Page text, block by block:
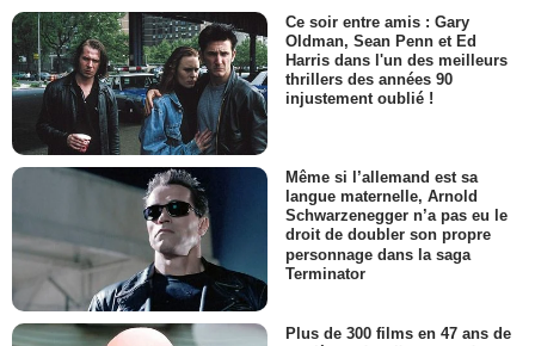
Ce soir entre amis : Gary
Oldman, Sean Penn et Ed
Harris dans l'un des meilleurs
thrillers des années 90
injustement oublié !
Même si l’allemand est sa
langue maternelle, Arnold
Schwarzenegger n’a pas eu le
droit de doubler son propre
personnage dans la saga
Terminator
Plus de 300 films en 47 ans de